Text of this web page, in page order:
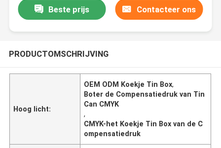
Beste prijs Contacteer ons
PRODUCTOMSCHRIJVING
Hoog licht:
OEM ODM Koekje Tin Box,
Boter de Compensatiedruk van Tin
Can CMYK
,
CMYK-het Koekje Tin Box van de C
ompensatiedruk